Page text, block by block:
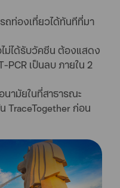
ถท่องเที่ยวได้ทันทีที่มา
ม่ได้รับวัคซีน ต้องแสดง
PCR เป็นลบ ภายใน 2
นามัยในที่สาธารณะ
TraceTogether ก่อน